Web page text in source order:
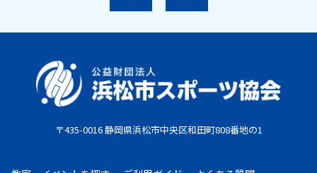
〒435-0016 静岡県浜松市中央区和田町808番地の1